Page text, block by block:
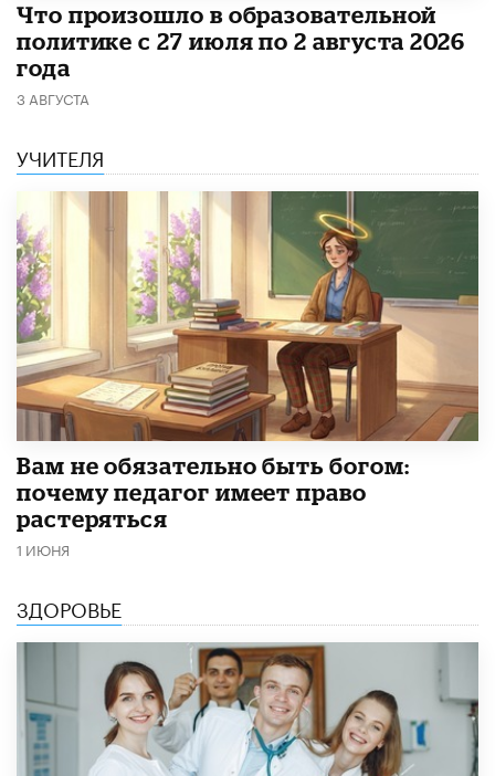
​Что произошло в образовательной
политике с 27 июля по 2 августа 2026
года
3 АВГУСТА
УЧИТЕЛЯ
​Вам не обязательно быть богом:
почему педагог имеет право
растеряться
1 ИЮНЯ
ЗДОРОВЬЕ